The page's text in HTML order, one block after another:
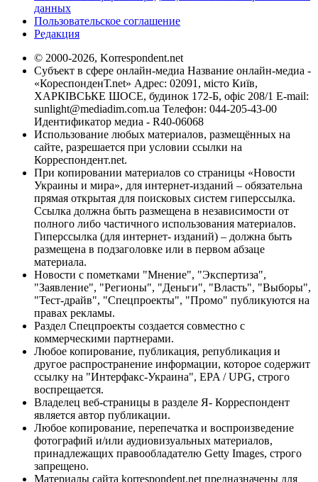
данных
Пользовательское соглашение
Редакция
© 2000-2026, Korrespondent.net
Субъект в сфере онлайн-медиа Название онлайн-медиа -
«КореспонденТ.net» Адрес: 02091, місто Київ,
ХАРКІВСЬКЕ ШОСЕ, будинок 172-Б, офіс 208/1 E-mail:
sunlight@mediadim.com.ua Телефон: 044-205-43-00
Идентификатор медиа - R40-06068
Использование любых материалов, размещённых на
сайте, разрешается при условии ссылки на
Корреспондент.net.
При копировании материалов со страницы «Новости
Украины и мира», для интернет-изданий – обязательна
прямая открытая для поисковых систем гиперссылка.
Ссылка должна быть размещена в независимости от
полного либо частичного использования материалов.
Гиперссылка (для интернет- изданий) – должна быть
размещена в подзаголовке или в первом абзаце
материала.
Новости с пометками "Мнение", "Экспертиза",
"Заявление", "Регионы", "Деньги", "Власть", "Выборы",
"Тест-драйв", "Спецпроекты", "Промо" публикуются на
правах рекламы.
Раздел Спецпроекты создается совместно с
коммерческими партнерами.
Любое копирование, публикация, републикация и
другое распространение информации, которое содержит
ссылку на "Интерфакс-Украина", EPA / UPG, строго
воспрещается.
Владелец веб-страницы в разделе Я- Корреспондент
является автор публикации.
Любое копирование, перепечатка и воспроизведение
фотографий и/или аудиовизуальных материалов,
принадлежащих правообладателю Getty Images, строго
запрещено.
Материалы сайта korrespondent.net предназначены для